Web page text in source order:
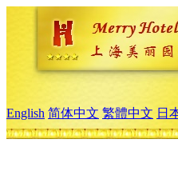
English 简体中文 繁體中文 日